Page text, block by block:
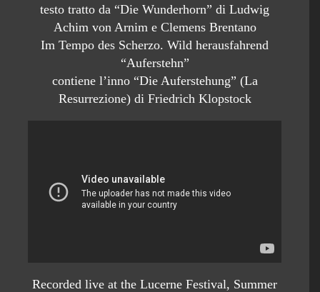
testo tratto da “Die Wunderhorn” di Ludwig
Achim von Arnim e Clemens Brentano
Im Tempo des Scherzo. Wild herausfahrend
“Auferstehn”
contiene l’inno “Die Auferstehung” (La
Resurrezione) di Friedrich Klopstock
Recorded live at the Lucerne Festival, Summer